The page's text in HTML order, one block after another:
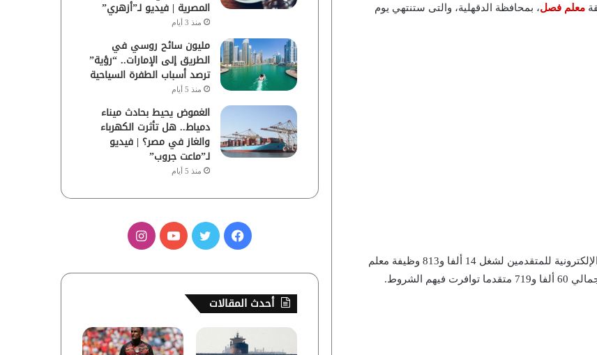
معلم فصل، بمحافظة الدقهلية، والتى ستنتهي يوم
وكانت قد انطلقت يوم السبت 29 أكتوبر الماضي، الاختبارات الإلكترونية للمتقدمين لشغل 14 ألفا و813 وظيفة معلم
الشروط.
المصرية | فيديو لـ”أزهري”
منذ 3 أيام
مليون سائح روسي في
الطريق إلى الإمارات.. “رؤية”
ترصد أسباب الطفرة السياحية
منذ 5 أيام
الغموض يحيط بحادث ميناء
دمياط.. هل تأثرت الكهرباء
والغاز في مصر؟ | فيديو
لـ”ماعت جروب”
منذ 5 أيام
ف
س
و
ي
و
ا
ق
أحدث المقالات